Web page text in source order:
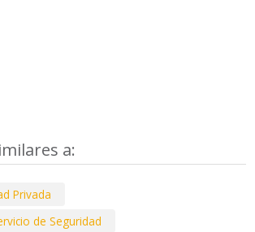
a:
Privada
de Seguridad